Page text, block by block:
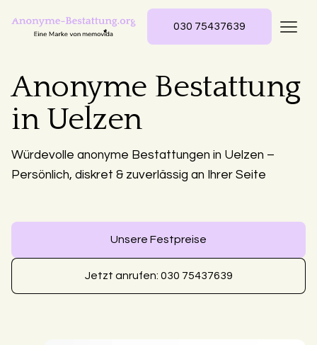
030 75437639
Anonyme Bestattung
in Uelzen
Würdevolle anonyme Bestattungen in Uelzen –
Persönlich, diskret & zuverlässig an Ihrer Seite
Unsere Festpreise
Jetzt anrufen: 030 75437639